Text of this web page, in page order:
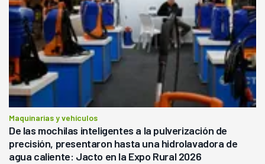
Maquinarias y vehículos
De las mochilas inteligentes a la pulverización de
precisión, presentaron hasta una hidrolavadora de
agua caliente: Jacto en la Expo Rural 2026